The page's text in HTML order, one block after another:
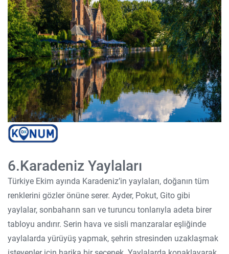
6.Karadeniz Yaylaları
Türkiye Ekim ayında Karadeniz’in yaylaları, doğanın tüm
renklerini gözler önüne serer. Ayder, Pokut, Gito gibi
yaylalar, sonbaharın sarı ve turuncu tonlarıyla adeta birer
tabloyu andırır. Serin hava ve sisli manzaralar eşliğinde
yaylalarda yürüyüş yapmak, şehrin stresinden uzaklaşmak